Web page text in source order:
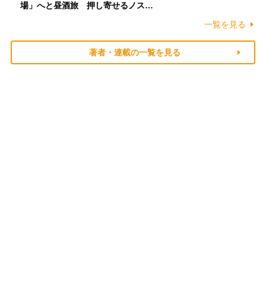
場」へと昼酒旅 押し寄せるノス…
一覧を見る
著者・連載の一覧を見る